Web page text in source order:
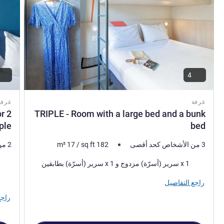
غرفة
TRIPLE - Room with a large bed and a bunk
bed
3 من الأشخاص كحد أقصى m² 17/sq ft 182
فرش السرير
1 x سرير (أسرّة) مزدوج و 1 x سرير (أسرّة) بطابقين
راجع التفاصيل
2
2 من الأشخاص كحد أقصى